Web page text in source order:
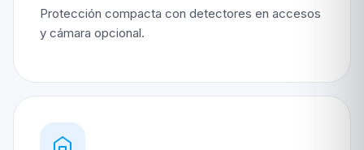
Protección compacta con detectores en accesos
y cámara opcional.